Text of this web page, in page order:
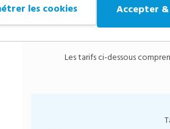
les cookies Accepter
Les tarifs ci-dessous